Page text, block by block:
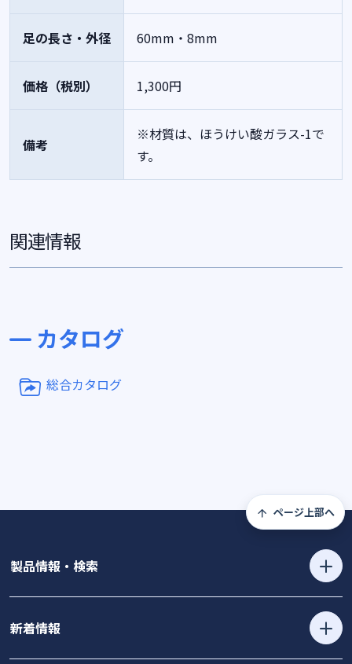
足の長さ・外径 60mm・8mm
価格（税別） 1,300円
備考
※材質は、ほうけい酸ガラス-1で
す。
関連情報
カタログ
総合カタログ
ページ上部へ
製品情報・検索
新着情報